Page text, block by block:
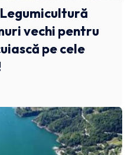
vechi pentru
pe cele